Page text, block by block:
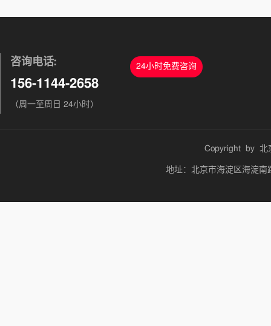
咨询电话:
156-1144-2658
（周一至周日 24小时）
24小时免费咨询
Copyright by 北
地址：北京市海淀区海淀